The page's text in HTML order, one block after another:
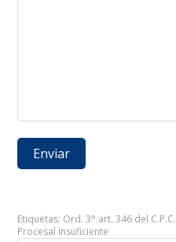
Etiquetas: Ord. 3° art. 346 del C.P.C.
Procesal Insuficiente